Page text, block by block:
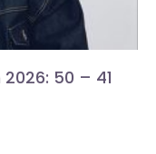
50 – 41